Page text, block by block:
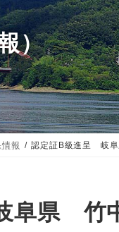
）
報 認定証B級進呈 岐
阜県 竹